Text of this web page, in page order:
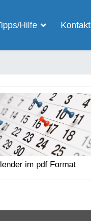
Hilfe Kontakt
im pdf Format